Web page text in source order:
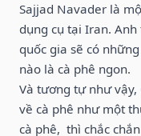
Sajjad Navader là
dụng cụ tại Iran.
quốc gia sẽ có
nào là cà phê ngon.
Và tương tự như vậy,
về cà phê như một
cà phê, thì chắc